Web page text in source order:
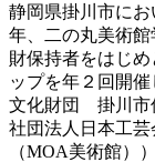
静岡県掛川市に
年、二の丸美術
財保持者をはじ
ップを年２回開
文化財団 掛川市
社団法人日本工
（MOA美術館））